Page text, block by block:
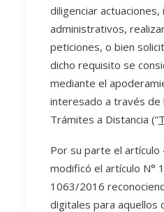
diligenciar
administrativos,
peticiones, o bien
dicho requisito se
mediante el
interesado a través de
Trámites a Distancia (“
Por su parte el artículo
modificó el artículo N°
1063/2016
digitales para aquellos